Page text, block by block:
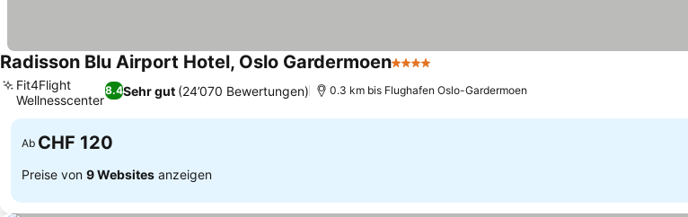
Radisson Blu Airport Hotel, Oslo Gardermoen4 Sterne
8.4Sehr gut (24’070 Bewertungen)
Fit4Flight
Wellnesscenter
0.3 km bis Flughafen Oslo-Gardermoen
Ab CHF 120
Preise von 9 Websites anzeigen